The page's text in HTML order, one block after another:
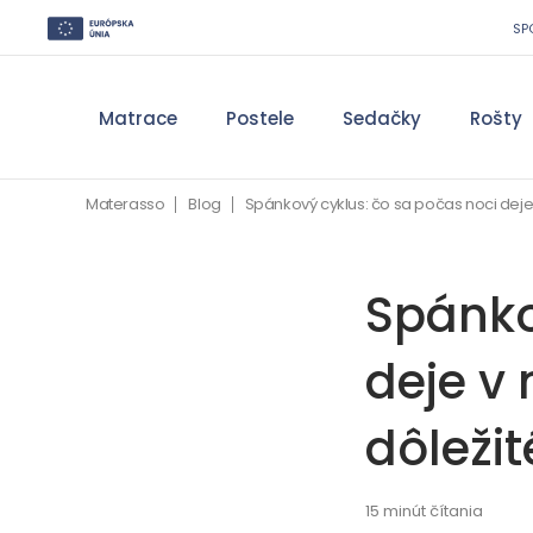
Matrace Postele Sedačky Rošty
Materasso Blog Spánkový cyklus: čo sa počas noci
deje v
15 minút čítania